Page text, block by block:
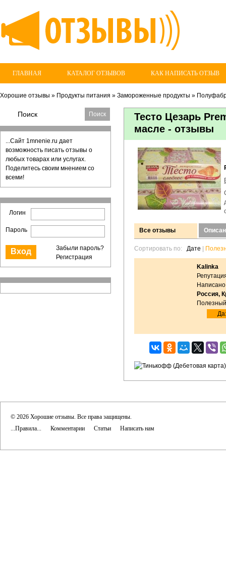
ГЛАВНАЯ КАТАЛОГ ОТЗЫВОВ КАК НАПИСАТЬ ОТЗЫВ
Хорошие отзывы » Продукты питания » Замороженные продукты »
...Сайт 1mnenie.ru дает
возможность писать отзывы о
любых товарах или услугах.
Поделитесь своим мнением со
всеми!
Логин
Пароль
Забыли пароль?
Регистрация
Тесто Цезарь
масле - отзывы
Все отзывы
Сортировать по: Дате
Kalinka
Россия,
© 2026 Хорошие отзывы. Все права защищены.
...Правила...
Комментарии Статьи Написать нам